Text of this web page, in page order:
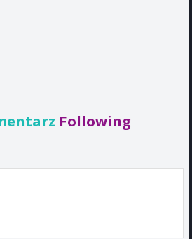
Following